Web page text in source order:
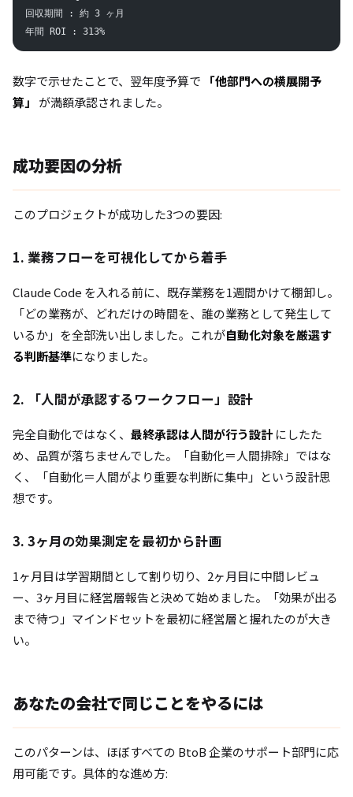
回収期間 : 約 3 ヶ月
年間 ROI : 313%
数字で示せたことで、翌年度予算で
「他部門への横展開予
算」
が満額承認されました。
成功要因の分析
このプロジェクトが成功した3つの要因:
1. 業務フローを可視化してから着手
Claude Code を入れる前に、既存業務を1週間かけて棚卸し。
「どの業務が、どれだけの時間を、誰の業務として発生して
いるか」を全部洗い出しました。これが自動化対象を厳選す
る判断基準になりました。
2. 「人間が承認するワークフロー」設計
完全自動化ではなく、 最終承認は人間が行う設計にしたた
め、品質が落ちませんでした。「自動化＝人間排除」ではな
く、「自動化＝人間がより重要な判断に集中」という設計思
想です。
3. 3ヶ月の効果測定を最初から計画
1ヶ月目は学習期間として割り切り、2ヶ月目に中間レビュ
ー、3ヶ月目に経営層報告と決めて始めました。「効果が出る
まで待つ」マインドセットを最初に経営層と握れたのが大き
い。
あなたの会社で同じことをやるには
このパターンは、ほぼすべての BtoB 企業のサポート部門に応
用可能です。具体的な進め方: